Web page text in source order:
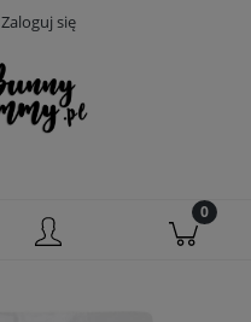
Zaloguj się